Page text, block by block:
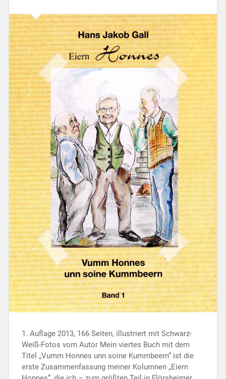
1. Auflage 2013, 166 Seiten, illustriert mit Schwarz-
Weiß-Fotos vom Autor Mein viertes Buch mit dem
Titel „Vumm Honnes unn soine Kummbeern“ ist die
erste Zusammenfassung meiner Kolumnen „Eiern